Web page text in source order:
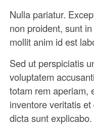
Nulla pariatur.
non proident, sunt
mollit anim id est
Sed ut perspiciatis
voluptatem
totam rem aperiam,
inventore veritatis
dicta sunt explicabo.